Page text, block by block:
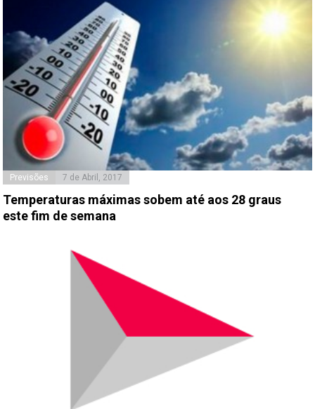
Previsões 7 de Abril, 2017
Temperaturas máximas sobem até aos 28 graus
este fim de semana